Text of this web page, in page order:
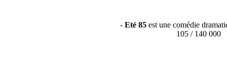
- Eté 85 est une comédie
105 / 140 000